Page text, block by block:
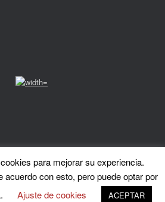
privacidad
Un Tema de SiteOrigin
para mejorar su experiencia.
con esto, pero puede optar por
Ajuste de cookies ACEPTAR